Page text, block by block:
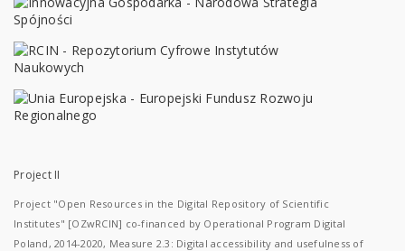
Project II
Project "Open Resources in the Digital Repository of Scientific
Institutes" [OZwRCIN] co-financed by Operational Program Digital
Poland, 2014-2020, Measure 2.3: Digital accessibility and usefulness of